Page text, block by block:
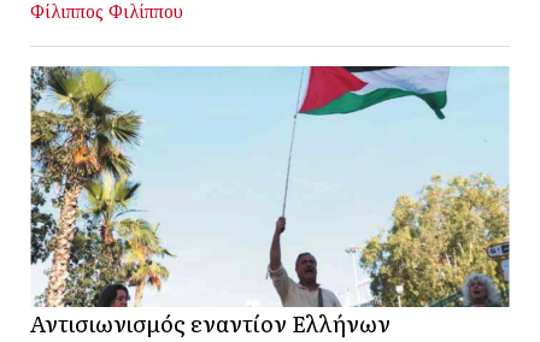
Φίλιππος Φιλίππου
Αντισιωνισμός εναντίον Ελλήνων